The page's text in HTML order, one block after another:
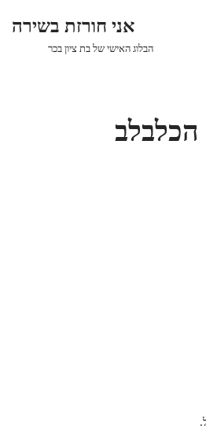
אני חורזת בשירה
הבלוג האישי של בת ציון בכר
הכלבלב